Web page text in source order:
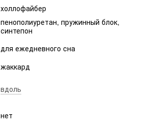
холлофайбер
пенополиуретан, пружинный блок,
синтепон
для ежедневного сна
жаккард
вдоль
нет